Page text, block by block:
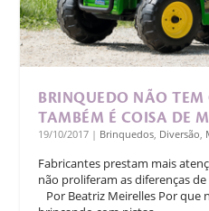
​BRINQUEDO NÃO TEM
TAMBÉM É COISA DE
19/10/2017 | Brinquedos, Diversão,
Fabricantes prestam mais
não proliferam as diferenças
Por Beatriz Meirelles Por que